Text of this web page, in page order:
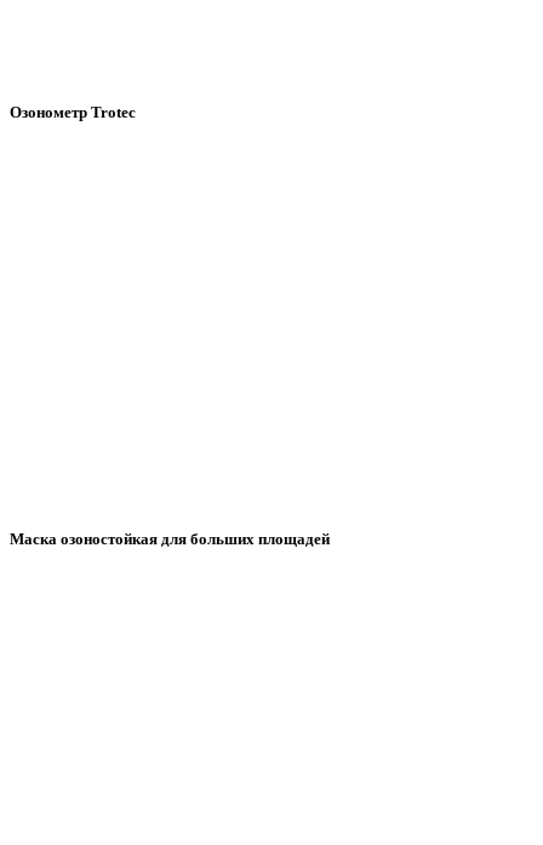
Озонометр Trotec
Маска озоностойкая для больших площадей